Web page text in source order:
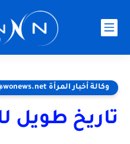
وكالة أخبار المرأة www.wonews.net info@wonews.net
تاريخ طويل